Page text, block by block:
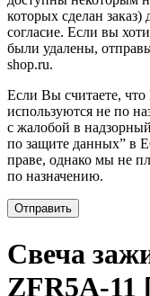
которых сделан заказ)
согласие. Если вы
были удалены,
shop.ru.
Если Вы считаете,
используются не по
с жалобой в
по защите данных” в
праве, однако мы не
по назначению.
Отправить
Свеча
ZFR5A-11